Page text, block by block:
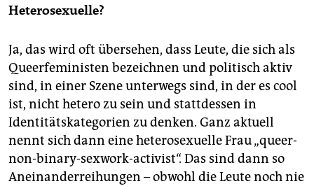
Heterosexuelle?
Ja, das wird oft übersehen, dass Leute, die sich als
Queerfeministen bezeichnen und politisch aktiv
sind, in einer Szene unterwegs sind, in der es cool
ist, nicht hetero zu sein und stattdessen in
Identitätskategorien zu denken. Ganz aktuell
nennt sich dann eine heterosexuelle Frau „queer-
non-binary-sexwork-activist“. Das sind dann so
Aneinanderreihungen – obwohl die Leute noch nie